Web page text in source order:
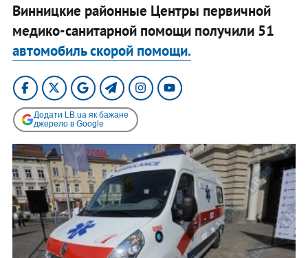
Винницкие районные Центры первичной
медико-санитарной помощи получили 51
автомобиль скорой помощи.
Додати LB.ua як бажане
джерело в Google